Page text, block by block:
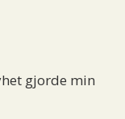
gjorde min